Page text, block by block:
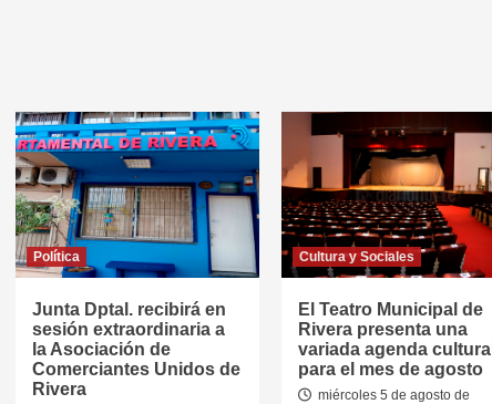
Política
Junta Dptal. recibirá en
sesión extraordinaria a
la Asociación de
Comerciantes Unidos de
Rivera
Cultura y Sociales
El Teatro Municipal de
Rivera presenta una
variada agenda cultural
para el mes de agosto
miércoles 5 de agosto de